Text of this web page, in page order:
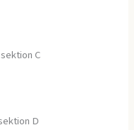
C
D